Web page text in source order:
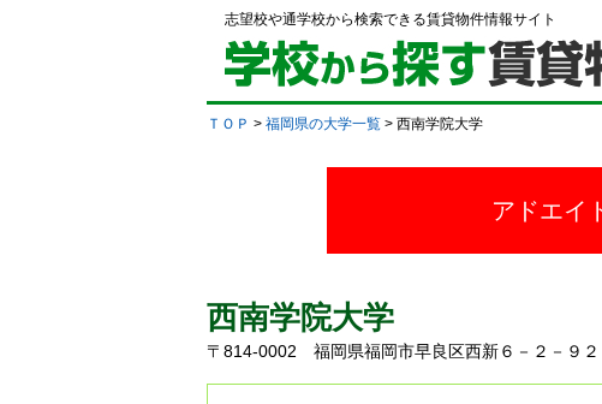
志望校や通学校から検索できる賃貸物件情報サイト
ＴＯＰ > 福岡県の大学一覧 > 西南学院大学
アドエイ
西南学院大学
〒814-0002 福岡県福岡市早良区西新６－２－９